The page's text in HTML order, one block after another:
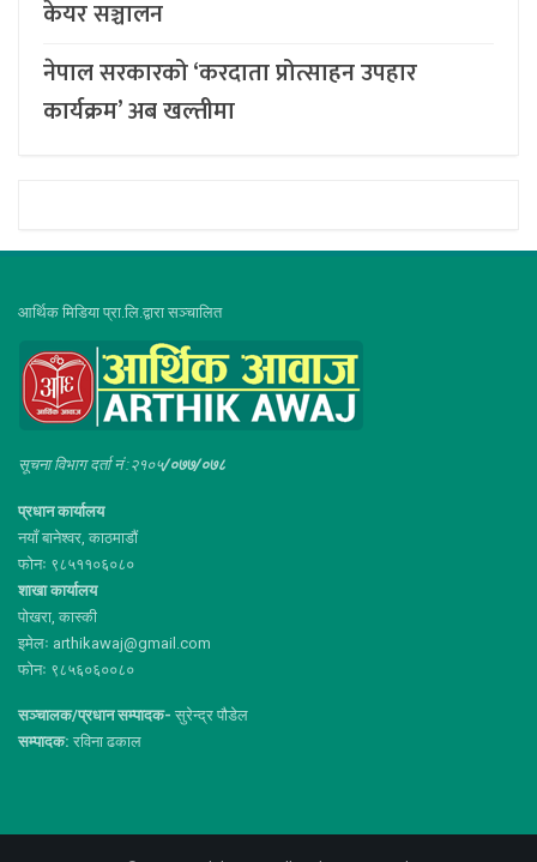
केयर सञ्चालन
नेपाल सरकारको ‘करदाता प्रोत्साहन उपहार
कार्यक्रम’ अब खल्तीमा
आर्थिक मिडिया प्रा.लि.द्वारा सञ्चालित
सूचना विभाग दर्ता नं :२१०५/०७७/०७८
प्रधान कार्यालय
नयाँ बानेश्वर, काठमाडौं
फोनः ९८५११०६०८०
शाखा कार्यालय
पोखरा, कास्की
इमेलः arthikawaj@gmail.com
फोनः ९८५६०६००८०
सञ्चालक/प्रधान सम्पादक- सुरेन्द्र पौडेल
सम्पादक: रविना ढकाल